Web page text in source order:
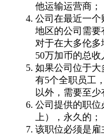
他运输运营商；
公司在最近一个
地区的公司需要
对于在大多伦
50万加币的总收
如果公司位于
有5个全职员工
以外，需要至少
公司提供的职位
上），永久的；
该职位必须是